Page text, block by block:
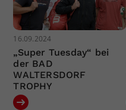
16.09.2024
„Super Tuesday“ bei
der BAD
WALTERSDORF
TROPHY